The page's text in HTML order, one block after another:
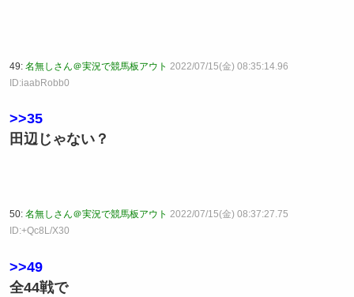
49: 名無しさん＠実況で競馬板アウト 2022/07/15(金) 08:35:14.96
ID:iaabRobb0
>>35
田辺じゃない？
50: 名無しさん＠実況で競馬板アウト 2022/07/15(金) 08:37:27.75
ID:+Qc8L/X30
>>49
全44戦で